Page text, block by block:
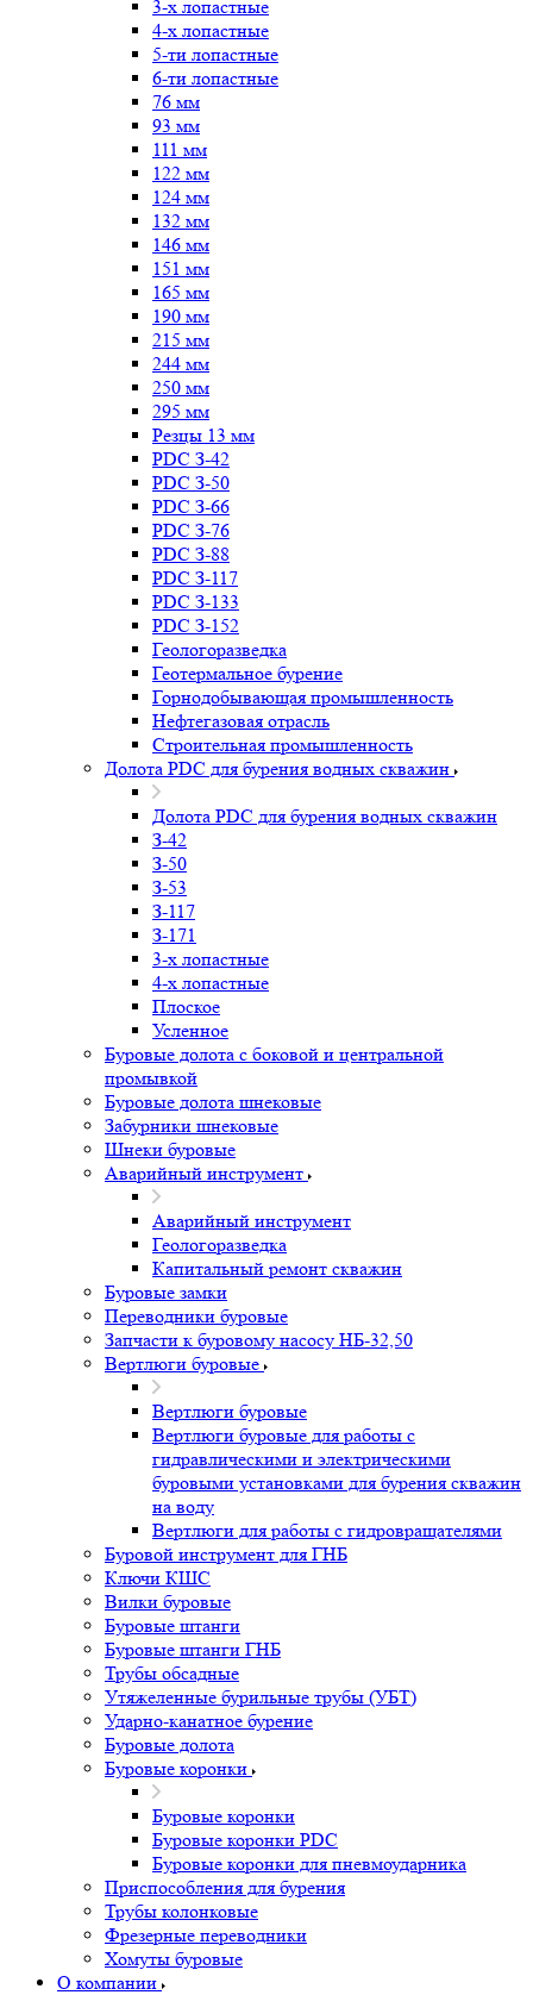
3-х лопастные
4-х лопастные
5-ти лопастные
6-ти лопастные
76 мм
93 мм
111 мм
122 мм
124 мм
132 мм
146 мм
151 мм
165 мм
190 мм
215 мм
244 мм
250 мм
295 мм
Резцы 13 мм
PDC З-42
PDC З-50
PDC З-66
PDC З-76
PDC З-88
PDC З-117
PDC З-133
PDC З-152
Геологоразведка
Геотермальное бурение
Горнодобывающая промышленность
Нефтегазовая отрасль
Строительная промышленность
Долота PDC для бурения водных скважин
Долота PDC для бурения водных скважин
З-42
З-50
З-53
З-117
З-171
3-х лопастные
4-х лопастные
Плоское
Усленное
Буровые долота с бoковой и центральной
промывкой
Буровые долота шнековые
Забурники шнековые
Шнеки буровые
Аварийный инструмент
Аварийный инструмент
Геологоразведка
Капитальный ремонт скважин
Буровые замки
Переводники буровые
Запчасти к буровому насосу НБ-32,50
Вертлюги буровые
Вертлюги буровые
Вертлюги буровые для работы с
гидравлическими и электрическими
буровыми установками для бурения скважин
на воду
Вертлюги для работы с гидровращателями
Буровой инструмент для ГНБ
Ключи КШС
Вилки буровые
Буровые штанги
Буровые штанги ГНБ
Трубы обсадные
Утяжеленные бурильные трубы (УБТ)
Ударно-канатное бурение
Буровые долота
Буровые коронки
Буровые коронки
Буровые коронки PDC
Буровые коронки для пневмоударника
Приспособления для бурения
Трубы колонковые
Фрезерные переводники
Хомуты буровые
О компании